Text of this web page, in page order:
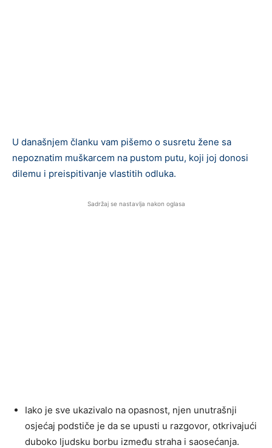
U današnjem članku vam pišemo o susretu žene sa
nepoznatim muškarcem na pustom putu, koji joj donosi
dilemu i preispitivanje vlastitih odluka.
Sadržaj se nastavlja nakon oglasa
Iako je sve ukazivalo na opasnost, njen unutrašnji
osjećaj podstiče je da se upusti u razgovor, otkrivajući
duboko ljudsku borbu između straha i saosećanja.